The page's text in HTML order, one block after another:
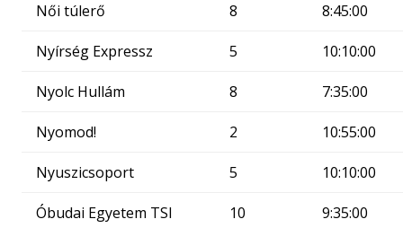
Női túlerő 8 8:45:00
Nyírség Expressz 5 10:10:00
Nyolc Hullám 8 7:35:00
Nyomod! 2 10:55:00
Nyuszicsoport 5 10:10:00
Óbudai Egyetem TSI 10 9:35:00